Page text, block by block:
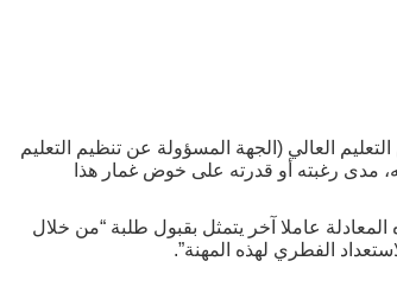
العالي (الجهة المسؤولة عن تنظيم التعليم
مدى رغبته أو قدرته على خوض غمار هذا
عاملا آخر يتمثل بقبول طلبة “من خلال
الفطري لهذه المهنة”.